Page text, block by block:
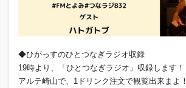
◆ひがっすのひとつなぎラジオ収録
19時より、「ひとつなぎラジオ」収録します！
アルテ崎山で、1ドリンク注文で観覧出来まよ！